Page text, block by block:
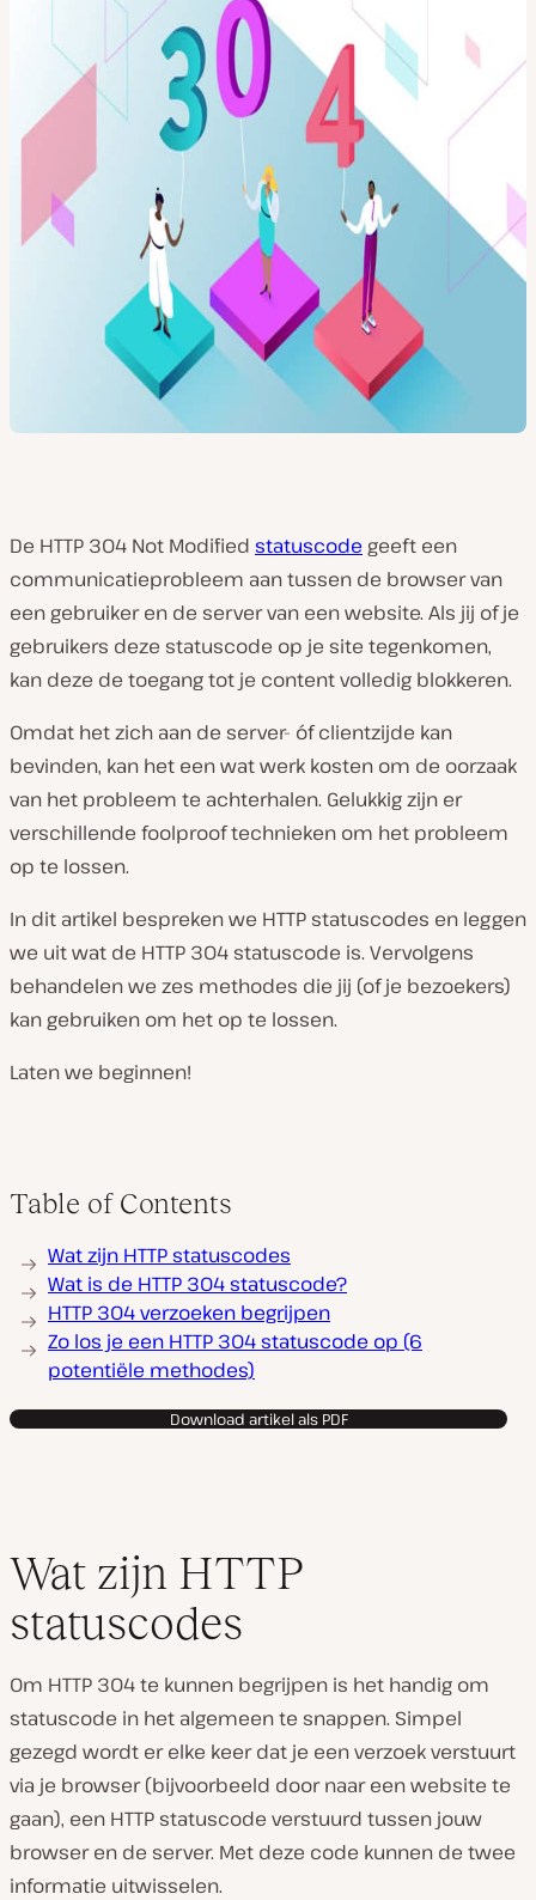
De HTTP 304 Not Modified statuscode geeft een
communicatieprobleem aan tussen de browser van
een gebruiker en de server van een website. Als jij of je
gebruikers deze statuscode op je site tegenkomen,
kan deze de toegang tot je content volledig blokkeren.
Omdat het zich aan de server- óf clientzijde kan
bevinden, kan het een wat werk kosten om de oorzaak
van het probleem te achterhalen. Gelukkig zijn er
verschillende foolproof technieken om het probleem
op te lossen.
In dit artikel bespreken we HTTP statuscodes en leggen
we uit wat de HTTP 304 statuscode is. Vervolgens
behandelen we zes methodes die jij (of je bezoekers)
kan gebruiken om het op te lossen.
Laten we beginnen!
Table of Contents
Wat zijn HTTP statuscodes
Wat is de HTTP 304 statuscode?
HTTP 304 verzoeken begrijpen
Zo los je een HTTP 304 statuscode op (6
potentiële methodes)
Download artikel als PDF
Wat zijn HTTP
statuscodes
Om HTTP 304 te kunnen begrijpen is het handig om
statuscode in het algemeen te snappen. Simpel
gezegd wordt er elke keer dat je een verzoek verstuurt
via je browser (bijvoorbeeld door naar een website te
gaan), een HTTP statuscode verstuurd tussen jouw
browser en de server. Met deze code kunnen de twee
informatie uitwisselen.